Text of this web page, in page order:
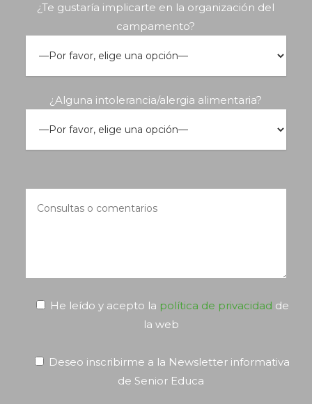
¿Te gustaría implicarte en la organización del
campamento?
¿Alguna intolerancia/alergia alimentaria?
He leído y acepto la política de privacidad de
la web
Deseo inscribirme a la Newsletter informativa
de Senior Educa